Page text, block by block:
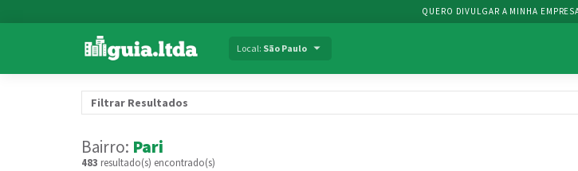
QUERO DIVULGAR A MINHA
Local: São Paulo
Filtrar Resultados
Bairro: Pari
483 resultado(s) encontrado(s)